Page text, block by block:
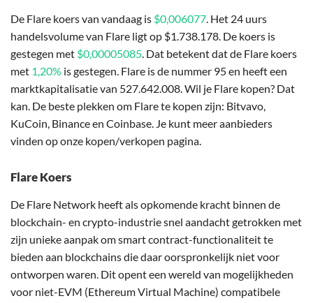
De Flare koers van vandaag is $0,006077. Het 24 uurs
handelsvolume van Flare ligt op $1.738.178. De koers is
gestegen met $0,00005085. Dat betekent dat de Flare koers
met 1,20% is gestegen. Flare is de nummer 95 en heeft een
marktkapitalisatie van 527.642.008. Wil je Flare kopen? Dat
kan. De beste plekken om Flare te kopen zijn: Bitvavo,
KuCoin, Binance en Coinbase. Je kunt meer aanbieders
vinden op onze kopen/verkopen pagina.
Flare Koers
De Flare Network heeft als opkomende kracht binnen de
blockchain- en crypto-industrie snel aandacht getrokken met
zijn unieke aanpak om smart contract-functionaliteit te
bieden aan blockchains die daar oorspronkelijk niet voor
ontworpen waren. Dit opent een wereld van mogelijkheden
voor niet-EVM (Ethereum Virtual Machine) compatibele